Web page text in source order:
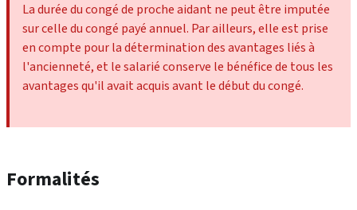
La durée du congé de proche aidant ne peut être imputée
sur celle du congé payé annuel. Par ailleurs, elle est prise
en compte pour la détermination des avantages liés à
l'ancienneté, et le salarié conserve le bénéfice de tous les
avantages qu'il avait acquis avant le début du congé.
Formalités